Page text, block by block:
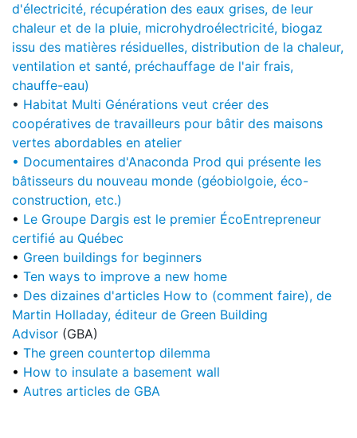
d'électricité, récupération des eaux grises, de leur
chaleur et de la pluie, microhydroélectricité, biogaz
issu des matières résiduelles, distribution de la chaleur,
ventilation et santé, préchauffage de l'air frais,
chauffe-eau)
• Habitat Multi Générations veut créer des
coopératives de travailleurs pour bâtir des maisons
vertes abordables en atelier
• Documentaires d'Anaconda Prod qui présente les
bâtisseurs du nouveau monde (géobiolgoie, éco-
construction, etc.)
• Le Groupe Dargis est le premier ÉcoEntrepreneur
certifié au Québec
• Green buildings for beginners
• Ten ways to improve a new home
• Des dizaines d'articles How to (comment faire), de
Martin Holladay, éditeur de Green Building
Advisor (GBA)
• The green countertop dilemma
• How to insulate a basement wall
• Autres articles de GBA